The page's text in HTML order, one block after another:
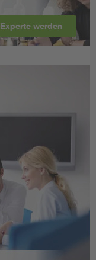
Experte werden